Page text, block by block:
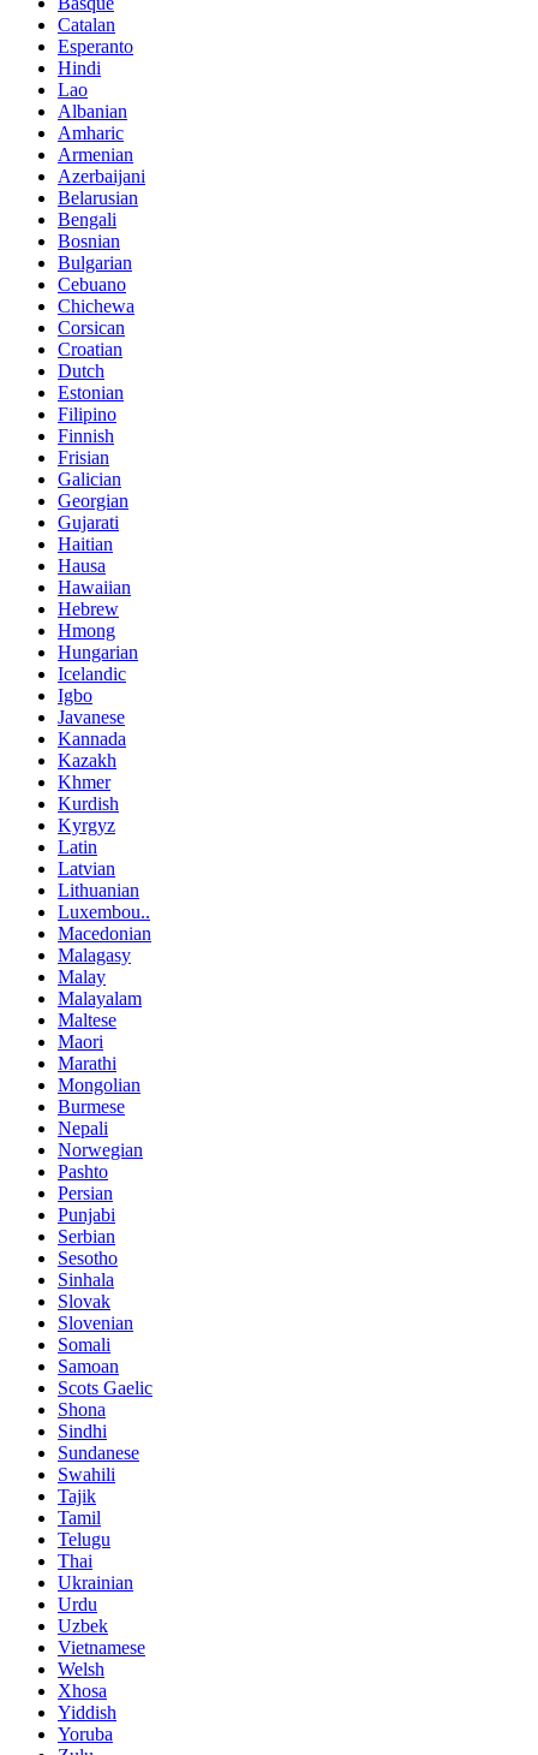
Catalan
Esperanto
Hindi
Lao
Albanian
Amharic
Armenian
Azerbaijani
Belarusian
Bengali
Bosnian
Bulgarian
Cebuano
Chichewa
Corsican
Croatian
Dutch
Estonian
Filipino
Finnish
Frisian
Galician
Georgian
Gujarati
Haitian
Hausa
Hawaiian
Hebrew
Hmong
Hungarian
Icelandic
Igbo
Javanese
Kannada
Kazakh
Khmer
Kurdish
Kyrgyz
Latin
Latvian
Lithuanian
Luxembou..
Macedonian
Malagasy
Malay
Malayalam
Maltese
Maori
Marathi
Mongolian
Burmese
Nepali
Norwegian
Pashto
Persian
Punjabi
Serbian
Sesotho
Sinhala
Slovak
Slovenian
Somali
Samoan
Scots Gaelic
Shona
Sindhi
Sundanese
Swahili
Tajik
Tamil
Telugu
Thai
Ukrainian
Urdu
Uzbek
Vietnamese
Welsh
Xhosa
Yiddish
Yoruba